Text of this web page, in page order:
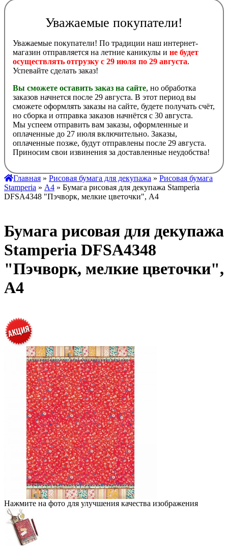
Уважаемые покупатели!
Уважаемые покупатели! По традиции наш интернет-
магазин отправляется на летние каникулы и не будет
осуществлять отгрузку с 29 июля по 29 августа.
Успевайте сделать заказ!
Вы сможете оставить заказ на сайте, но обработка
заказов начнется после 29 августа. В этот период вы
сможете оформлять заказы на сайте, будете получать счёт,
но сборка и отправка заказов начнётся с 30 августа.
Мы успеем отправить вам заказы, оформленные и
оплаченные до 27 июля включительно. Заказы,
оплаченные позже, будут отправлены после 29 августа.
Приносим свои извинения за доставленные неудобства!
Главная » Рисовая бумага для декупажа » Рисовая бумага
Stamperia » А4 » Бумага рисовая для декупажа Stamperia
DFSA4348 "Пэчворк, мелкие цветочки", А4
Бумага рисовая для декупажа
Stamperia DFSA4348
"Пэчворк, мелкие цветочки",
А4
Нажмите на фото для улучшения качества изображения